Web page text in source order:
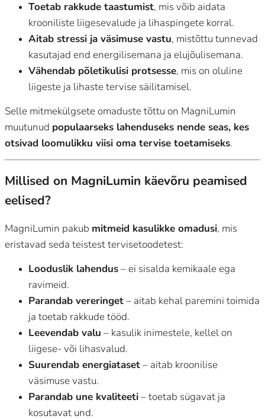
Toetab rakkude taastumist, mis võib aidata
krooniliste liigesevalude ja lihaspingete korral.
Aitab stressi ja väsimuse vastu, mistõttu tunnevad
kasutajad end energilisemana ja elujõulisemana.
Vähendab põletikulisi protsesse, mis on oluline
liigeste ja lihaste tervise säilitamisel.
Selle mitmekülgsete omaduste tõttu on MagniLumin
muutunud populaarseks lahenduseks nende seas, kes
otsivad loomulikku viisi oma tervise toetamiseks.
Millised on MagniLumin käevõru peamised
eelised?
MagniLumin pakub mitmeid kasulikke omadusi, mis
eristavad seda teistest tervisetoodetest:
Looduslik lahendus– ei sisalda kemikaale ega
ravimeid.
Parandab vereringet– aitab kehal paremini toimida
ja toetab rakkude tööd.
Leevendab valu – kasulik inimestele, kellel on
liigese- või lihasvalud.
Suurendab energiataset– aitab kroonilise
väsimuse vastu.
Parandab une kvaliteeti– toetab sügavat ja
kosutavat und.